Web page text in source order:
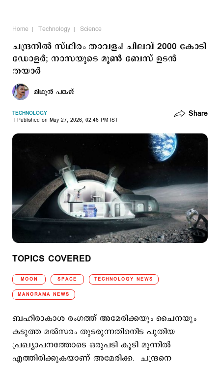
Home Technology Science
ചന്ദ്രനില്‍ സ്ഥിരം താവളം! ചിലവ് 2000 കോടി
ഡോളർ; നാസയുടെ മൂണ്‍ ബേസ് ഉടന്‍
തയാര്‍
മിഥുന്‍ പങ്കജ്
TECHNOLOGY
Published on May 27, 2026, 02:46 PM IST
Share
TOPICS COVERED
MOON SPACE TECHNOLOGY NEWS
MANORAMA NEWS
ബഹിരാകാശ രംഗത്ത് അമേരിക്കയും ചൈനയും
കടുത്ത മല്‍സരം തുടരുന്നതിനിെട പുതിയ
പ്രഖ്യാപനത്തോടെ ഒരുപടി കൂടി മുന്നില്‍
എത്തിരിക്കുകയാണ് അമേരിക്ക. ചന്ദ്രനെ